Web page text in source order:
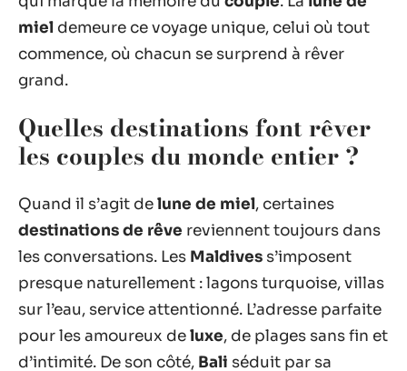
miel demeure ce voyage unique, celui où tout
commence, où chacun se surprend à rêver
grand.
Quelles destinations font rêver
les couples du monde entier ?
Quand il s’agit delune de miel, certaines
destinations de rêve reviennent toujours dans
les conversations. Les Maldives s’imposent
presque naturellement : lagons turquoise, villas
sur l’eau, service attentionné. L’adresse parfaite
pour les amoureux deluxe, de plages sans fin et
d’intimité. De son côté, Bali séduit par sa